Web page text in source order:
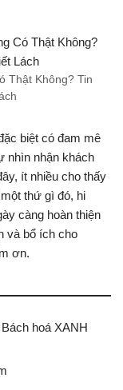
Thật Không? Tin
biệt có đam mê
nhìn nhận khách
ít nhiều cho thấy
thứ gì đó, hi
càng hoàn thiện
và bổ ích cho
ơn.
hoá XANH